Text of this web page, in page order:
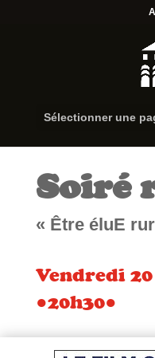
Sélectionner une
Soiré
« Être éluE
Vendredi
●20h30●